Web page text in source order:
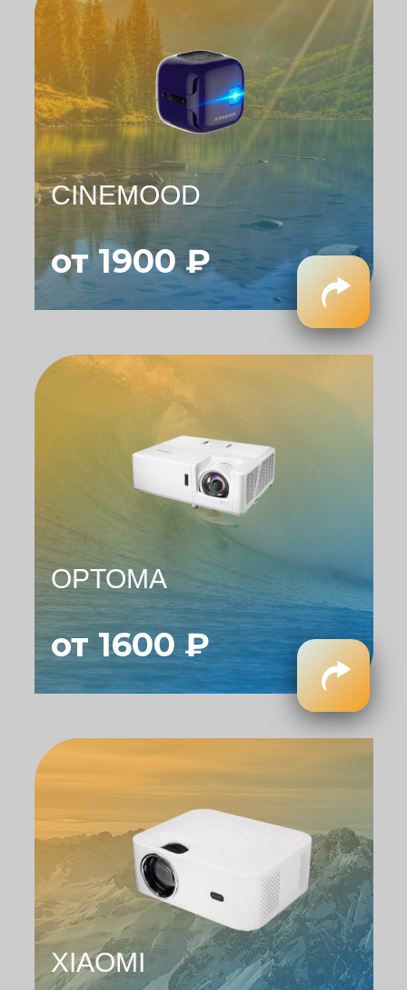
CINEMOOD
от 1900 ₽
OPTOMA
от 1600 ₽
XIAOMI